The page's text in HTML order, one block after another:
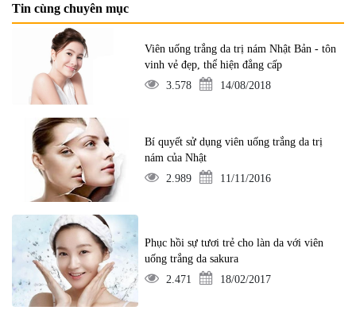
Tin cùng chuyên mục
Viên uống trắng da trị nám Nhật Bản - tôn
vinh vẻ đẹp, thể hiện đẳng cấp
3.578
14/08/2018
Bí quyết sử dụng viên uống trắng da trị
nám của Nhật
2.989
11/11/2016
Phục hồi sự tươi trẻ cho làn da với viên
uống trắng da sakura
2.471
18/02/2017